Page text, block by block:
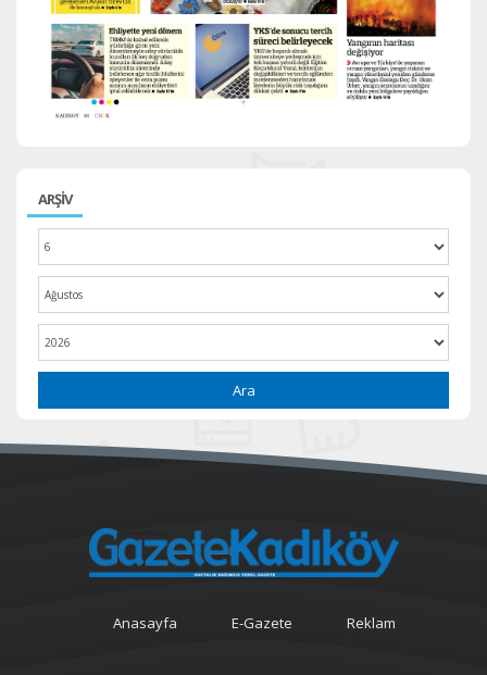
ARŞİV
Ara
Anasayfa E-Gazete Reklam